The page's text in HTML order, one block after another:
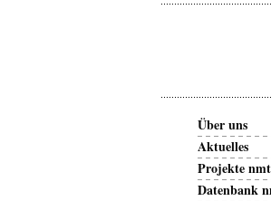
Über uns
Aktuelles
Projekte nmt
Datenbank